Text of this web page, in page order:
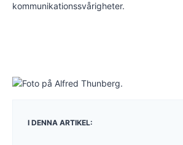
kommunikationssvårigheter.
I DENNA ARTIKEL: